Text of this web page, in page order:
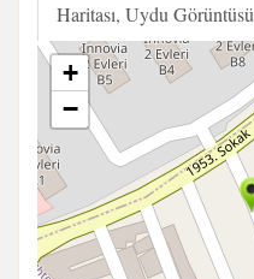
Haritası, Uydu Görüntüsü
+
−